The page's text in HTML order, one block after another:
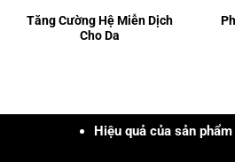
Tăng Cường Hệ Miễn Dịch
Cho Da
Hiệu quả của sản phẩm còn